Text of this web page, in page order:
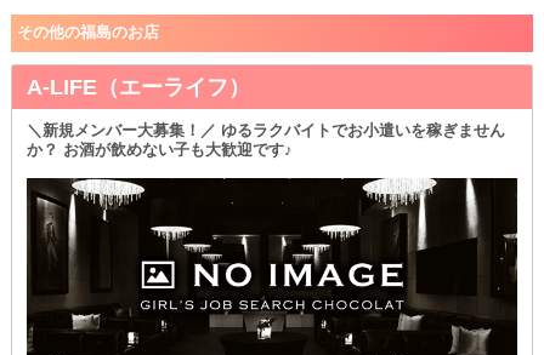
その他の福島のお店
A-LIFE（エーライフ）
＼新規メンバー大募集！／ ゆるラクバイトでお小遣いを稼ぎません
か？ お酒が飲めない子も大歓迎です♪